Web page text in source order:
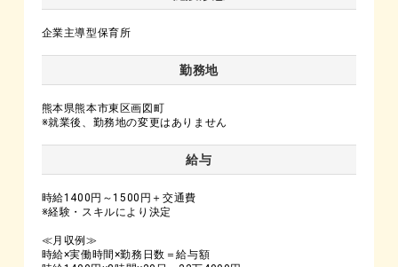
企業主導型保育所
勤務地
熊本県熊本市東区画図町
※就業後、勤務地の変更はありません
給与
時給1400円～1500円＋交通費
※経験・スキルにより決定
≪月収例≫
時給×実働時間×勤務日数＝給与額